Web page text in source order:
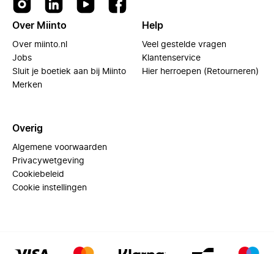
Over Miinto
Over miinto.nl
Jobs
Sluit je boetiek aan bij Miinto
Merken
Help
Veel gestelde vragen
Klantenservice
Hier herroepen (Retourneren)
Overig
Algemene voorwaarden
Privacywetgeving
Cookiebeleid
Cookie instellingen